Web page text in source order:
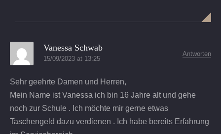
Vanessa Schwab
15/09/2023 at 13:25
Antworten
Sehr geehrte Damen und Herren,
Mein Name ist Vanessa ich bin 16 Jahre alt und gehe
noch zur Schule . Ich möchte mir gerne etwas
Taschengeld dazu verdienen . Ich habe bereits Erfahrung